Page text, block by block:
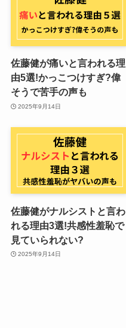
佐藤健が痛いと言われる理
由5選!かっこつけすぎ?偉
そうで苦手の声も
2025年9月14日
佐藤健がナルシストと言わ
れる理由3選!共感性羞恥で
見ていられない?
2025年9月14日